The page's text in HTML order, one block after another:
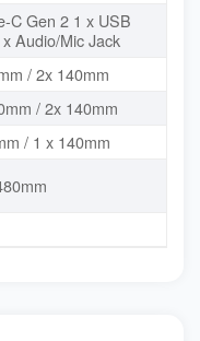
C Gen 2 1 x USB
Audio/Mic Jack
/ 2x 140mm
/ 2x 140mm
/ 1 x 140mm